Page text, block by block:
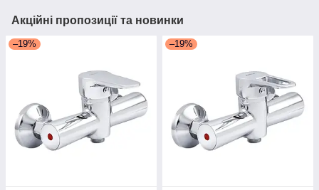
Акційні пропозиції та новинки
–19% –19%